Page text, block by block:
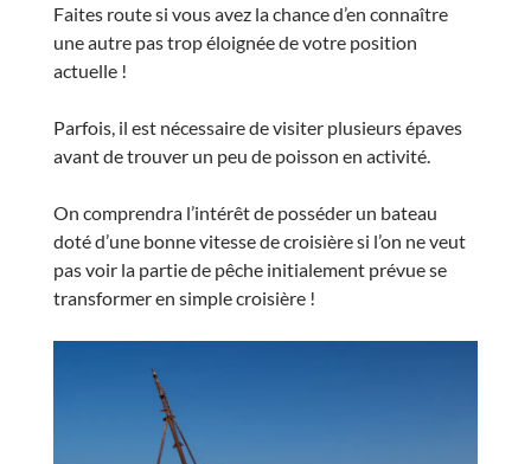
Faites route si vous avez la chance d’en connaître
une autre pas trop éloignée de votre position
actuelle !
Parfois, il est nécessaire de visiter plusieurs épaves
avant de trouver un peu de poisson en activité.
On comprendra l’intérêt de posséder un bateau
doté d’une bonne vitesse de croisière si l’on ne veut
pas voir la partie de pêche initialement prévue se
transformer en simple croisière !